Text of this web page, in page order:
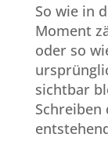
So wie in
Moment
oder so
sichtbar
Schreiben